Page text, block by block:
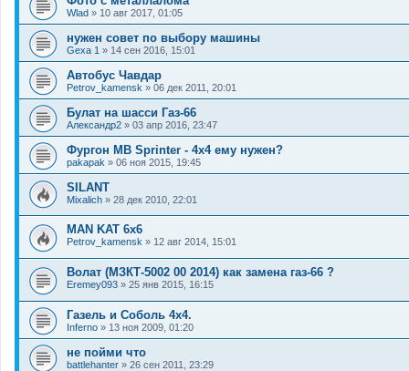
Wlad » 10 авг 2017, 01:05
нужен совет по выбору машины
Gexa 1 » 14 сен 2016, 15:01
Автобус Чавдар
Petrov_kamensk » 06 дек 2011, 20:01
Булат на шасси Газ-66
Александр2 » 03 апр 2016, 23:47
Фургон MB Sprinter - 4x4 ему нужен?
pakapak » 06 ноя 2015, 19:45
SILANT
Mixalich » 28 дек 2010, 22:01
MAN KAT 6х6
Petrov_kamensk » 12 авг 2014, 15:01
Волат (МЗКТ-5002 00 2014) как замена газ-66 ?
Eremey093 » 25 янв 2015, 16:15
Газель и Соболь 4х4.
Inferno » 13 ноя 2009, 01:20
не пойми что
battlehanter » 26 сен 2011, 23:29